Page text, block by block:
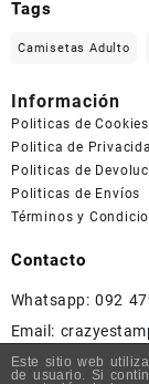
Tags
Camisetas Adulto
Información
Politicas de Cookies
Politica de
Politicas de
Politicas de Envíos
Términos y
Contacto
Whatsapp: 092
Email:
Este sitio web
de usuario. Si